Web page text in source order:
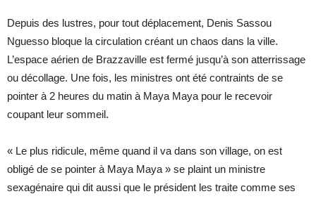
Depuis des lustres, pour tout déplacement, Denis Sassou
Nguesso bloque la circulation créant un chaos dans la ville.
L’espace aérien de Brazzaville est fermé jusqu’à son atterrissage
ou décollage. Une fois, les ministres ont été contraints de se
pointer à 2 heures du matin à Maya Maya pour le recevoir
coupant leur sommeil.
« Le plus ridicule, même quand il va dans son village, on est
obligé de se pointer à Maya Maya » se plaint un ministre
sexagénaire qui dit aussi que le président les traite comme ses